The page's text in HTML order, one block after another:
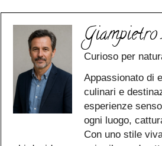
Curioso per
Appassionato di
culinari e
esperienze
ogni luogo,
Con uno stile